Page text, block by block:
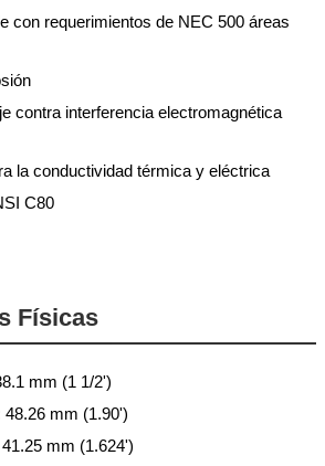
con requerimientos de NEC 500 áreas
contra interferencia electromagnética
la conductividad térmica y eléctrica
C80
Físicas
mm (1 1/2')
48.26 mm (1.90')
41.25 mm (1.624')